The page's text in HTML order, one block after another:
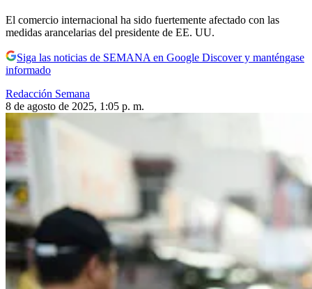
El comercio internacional ha sido fuertemente afectado con las
medidas arancelarias del presidente de EE. UU.
Siga las noticias de SEMANA en Google Discover y manténgase
informado
Redacción Semana
8 de agosto de 2025, 1:05 p. m.